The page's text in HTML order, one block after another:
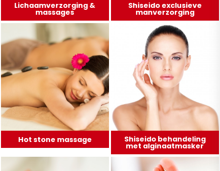
Lichaamverzorging &
massages
Shiseido exclusieve
manverzorging
Hot stone massage Shiseido behandeling
met alginaatmasker